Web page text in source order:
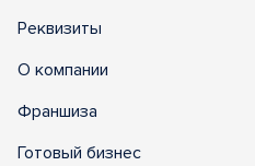
Реквизиты
О компании
Франшиза
Готовый бизнес